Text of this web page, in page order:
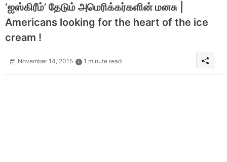
‘ஐஸ்கிரீம்’ தேடும் அமெரிக்கர்களின் மனசு |
Americans looking for the heart of the ice
cream !
November 14, 2015 1 minute read